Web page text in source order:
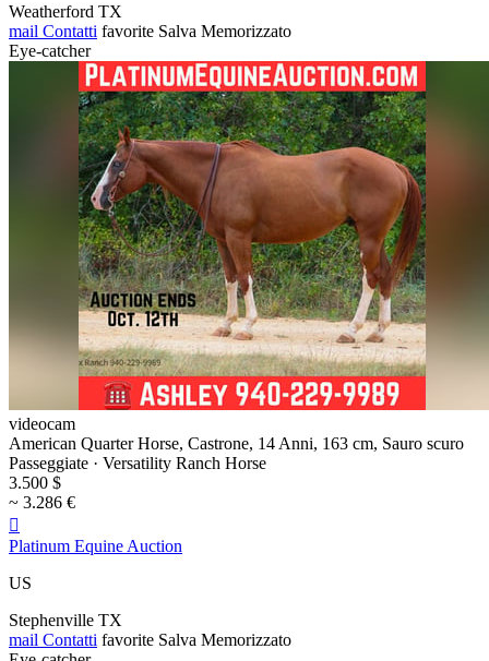
Weatherford TX
mail Contatti favorite Salva Memorizzato
Eye-catcher
videocam
American Quarter Horse, Castrone, 14 Anni, 163 cm, Sauro scuro
Passeggiate · Versatility Ranch Horse
3.500 $
~ 3.286 €

Platinum Equine Auction
US
Stephenville TX
mail Contatti favorite Salva Memorizzato